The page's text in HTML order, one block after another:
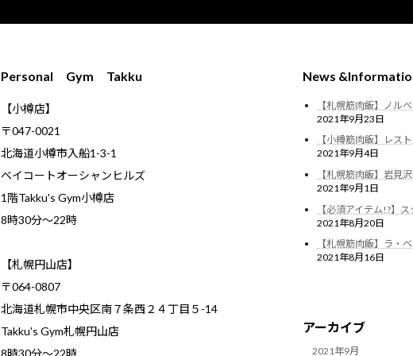
Personal Gym Takku
【小樽店】
〒047-0021
北海道小樽市入船1-3-1
ベイコートオーシャンヒルズ
1階Takku's Gym小樽店
​8時30分～22時
【札幌円山店】
〒064-0807
北海道札幌市中央区南７条西２４丁目５-14
Takku's Gym札幌円山店
8時30分～22時
News
【札幌筋肉飯】ノル
2021年9月23日
【小樽筋肉飯】レス
2021年9月4日
【札幌筋肉飯】岩見
2021年9月1日
【必須アイテム!?】
2021年8月20日
【札幌筋肉飯】ラ・
2021年8月16日
アーカイブ
2021年9月